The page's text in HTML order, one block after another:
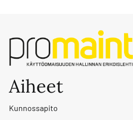
Aiheet
Kunnossapito